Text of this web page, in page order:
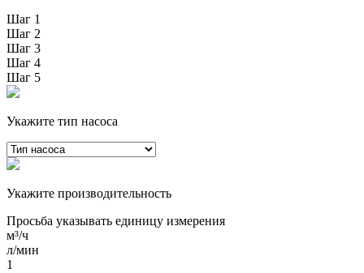
Шаг 1
Шаг 2
Шаг 3
Шаг 4
Шаг 5
Укажите тип насоса
Укажите производительность
Просьба указывать единицу измерения
м³/ч
л/мин
1